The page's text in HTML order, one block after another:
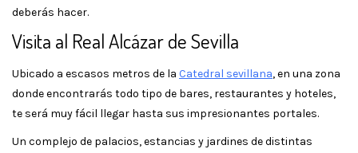
deberás hacer.
Visita al Real Alcázar de Sevilla
Ubicado a escasos metros de la Catedral sevillana, en una zona
donde encontrarás todo tipo de bares, restaurantes y hoteles,
te será muy fácil llegar hasta sus impresionantes portales.
Un complejo de palacios, estancias y jardines de distintas